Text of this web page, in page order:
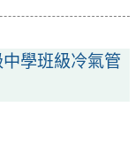
學班級冷氣管